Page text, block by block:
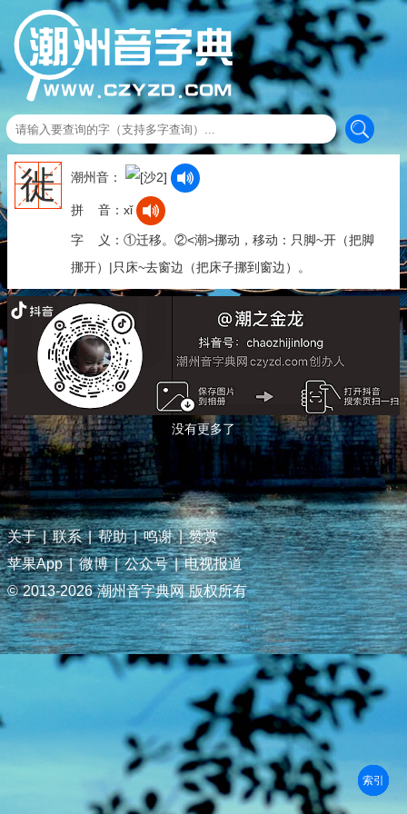
徙 潮州音：
拼 音：xǐ
字 义：①迁移。②<潮>挪动，移动：只脚~开（把脚
挪开）|只床~去窗边（把床子挪到窗边）。
没有更多了
关于 | 联系 | 帮助 | 鸣谢 | 赞赏
苹果App | 微博 | 公众号 | 电视报道
© 2013-2026 潮州音字典网 版权所有
部首
笔划
拼音
潮拼